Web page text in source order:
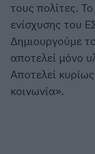
τους πολίτες.
ενίσχυσης του
Δημιουργούμε
αποτελεί μόνο
Αποτελεί
κοινωνία».